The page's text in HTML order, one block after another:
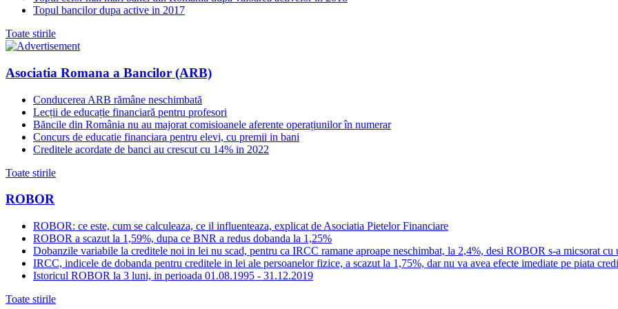
Topul bancilor dupa active in 2017
Toate stirile
Asociatia Romana a Bancilor (ARB)
Conducerea ARB rămâne neschimbată
Lecții de educație financiară pentru profesori
Băncile din România nu au majorat comisioanele aferente operațiunilor în numerar
Concurs de educatie financiara pentru elevi, cu premii in bani
Creditele acordate de banci au crescut cu 14% in 2022
Toate stirile
ROBOR
ROBOR: ce este, cum se calculeaza, ce il influenteaza, explicat de Asociatia Pietelor Financiare
ROBOR a scazut la 1,59%, dupa ce BNR a redus dobanda la 1,25%
Dobanzile variabile la creditele noi in lei nu scad, pentru ca IRCC ramane aproape neschimbat, la 2,4%, desi ROBOR s-a micsorat cu
IRCC, indicele de dobanda pentru creditele in lei ale persoanelor fizice, a scazut la 1,75%, dar nu va avea efecte imediate pe piata
Istoricul ROBOR la 3 luni, in perioada 01.08.1995 - 31.12.2019
Toate stirile